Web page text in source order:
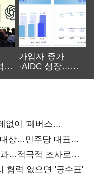
대
가입자 증가
·AIDC 성장…
없이 '폐버스
상…민주당 대표로
…적극적 조사로
협력 없으면 '공수표'